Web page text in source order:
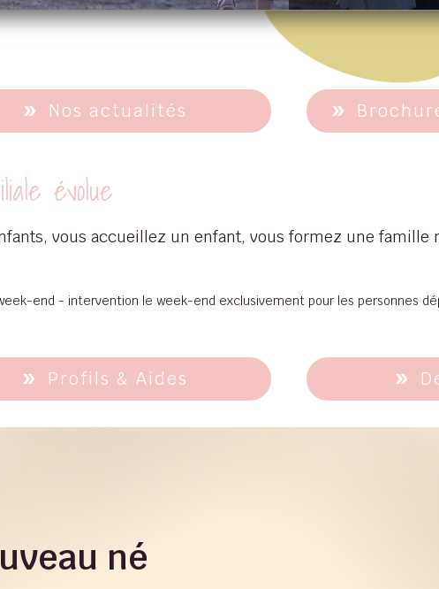
Nos actualités
évolue
vous accueillez un enfant, vous formez une famille
end - intervention le week-end exclusivement pour les personnes
Profils & Aides
né